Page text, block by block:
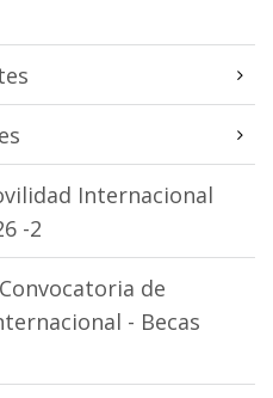
Internacional
-2
de
- Becas